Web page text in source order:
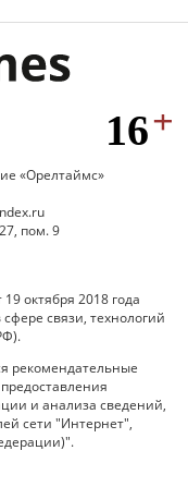
«Орелтаймс»
пом. 9
октября 2018 года
связи, технологий
рекомендательные
и анализа сведений,
сети "Интернет",